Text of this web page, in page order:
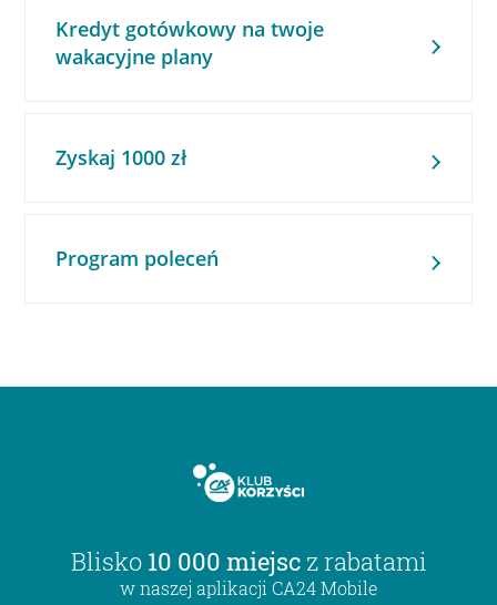
Kredyt gotówkowy na twoje
wakacyjne plany
Zyskaj 1000 zł
Program poleceń
Blisko 10 000 miejsc z rabatami
w naszej aplikacji CA24 Mobile